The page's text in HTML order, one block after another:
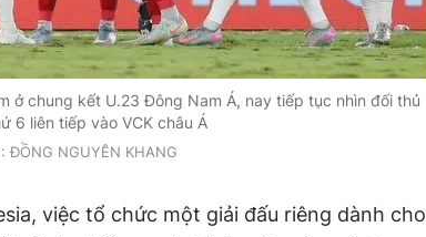
ở chung kết U.23 Đông Nam Á, nay tiếp tục nhìn đối thủ
6 liên tiếp vào VCK châu Á
ĐỒNG NGUYÊN KHANG
việc tổ chức một giải đấu riêng dành cho